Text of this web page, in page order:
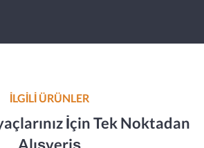
İLGİLİ ÜRÜNLER
İçin Tek Noktadan